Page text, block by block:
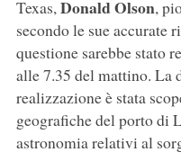
Texas,Donald Olson,
secondo le sue
questione sarebbe stato
alle 7.35 del mattino. La
realizzazione è stata
geografiche del porto di
astronomia relativi al